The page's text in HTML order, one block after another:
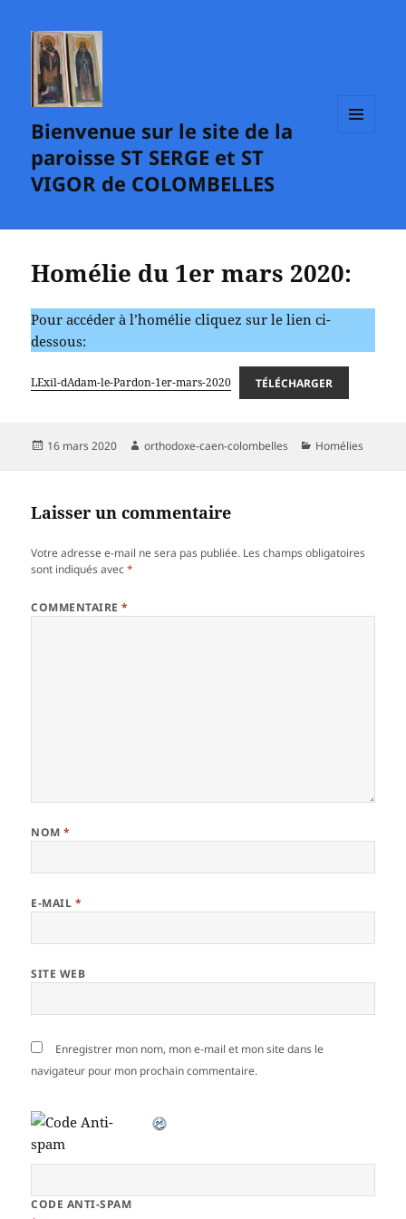
Bienvenue sur le site de la
paroisse ST SERGE et ST
VIGOR de COLOMBELLES
Homélie du 1er mars 2020:
Pour accéder à l’homélie cliquez sur le lien ci-
dessous:
LExil-dAdam-le-Pardon-1er-mars-2020 TÉLÉCHARGER
Publié
16 mars 2020 Auteur
orthodoxe-caen-colombelles Catégories
Homélies
Laisser un commentaire
Votre adresse e-mail ne sera pas publiée. Les champs obligatoires
sont indiqués avec*
COMMENTAIRE*
NOM*
E-MAIL *
SITE WEB
Enregistrer mon nom, mon e-mail et mon site dans le
navigateur pour mon prochain commentaire.
CODE ANTI-SPAM